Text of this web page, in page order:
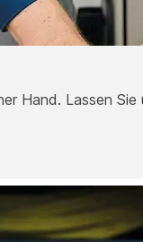
Hand. Lassen